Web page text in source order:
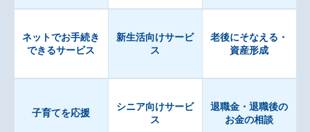
ネットでお手続き
できるサービス
新生活向けサービ
ス
老後にそなえる・
資産形成
子育てを応援
シニア向けサービ
ス
退職金・退職後の
お金の相談